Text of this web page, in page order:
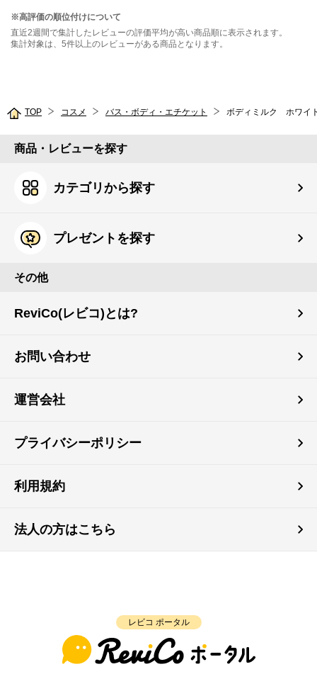
※高評価の順位付けについて
直近2週間で集計したレビューの評価平均が高い商品順に表示されます。
集計対象は、5件以上のレビューがある商品となります。
TOP コスメ バス・ボディ・エチケット ボディミルク ホワイ
商品・レビューを探す
カテゴリから探す
プレゼントを探す
その他
ReviCo(レビコ)とは?
お問い合わせ
運営会社
プライバシーポリシー
利用規約
法人の方はこちら
レビコ ポータル